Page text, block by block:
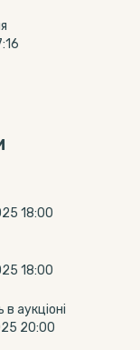
18:00
18:00
аукціоні
20:00